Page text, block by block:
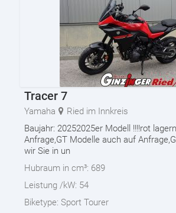
Tracer 7
Yamaha
Ried im Innkreis
Baujahr: 20252025er Modell !!!!rot
Anfrage,GT Modelle auch auf
wir Sie in un
Hubraum in cm³: 689
Leistung /kW: 54
Biketype: Sport Tourer